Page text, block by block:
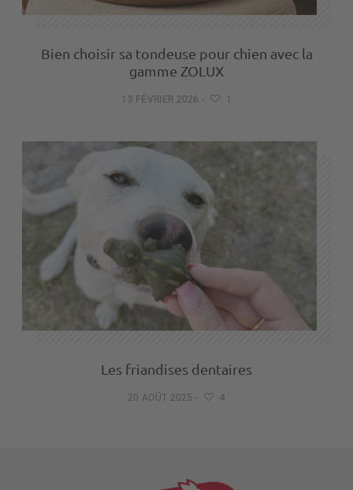
Bien choisir sa tondeuse pour chien avec la
gamme ZOLUX
13 FÉVRIER 2026 - 1
Les friandises dentaires
20 AOÛT 2025 - 4